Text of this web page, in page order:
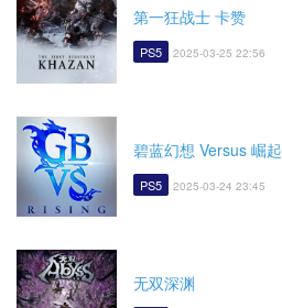
第一狂战士 卡赞
PS5 2025-03-25 22:56
碧蓝幻想 Versus 崛起
PS5 2025-03-24 23:45
无双深渊